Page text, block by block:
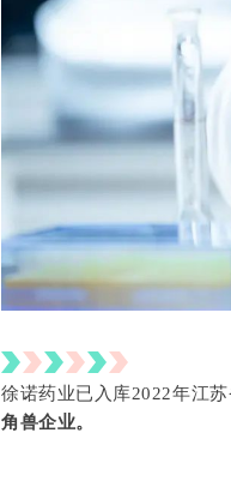
徐诺药业已入库2022年江
角兽企业。